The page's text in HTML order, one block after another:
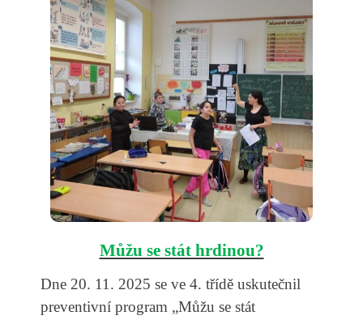
Můžu se stát hrdinou?
Dne 20. 11. 2025 se ve 4. třídě uskutečnil
preventivní program „Můžu se stát